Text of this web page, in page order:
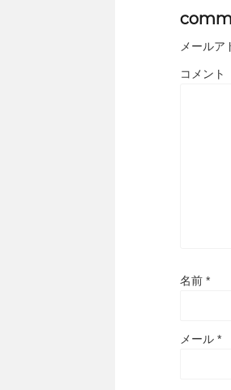
メールア
コメント
名前 *
メール *